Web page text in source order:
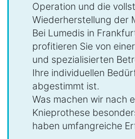
Operation und die
Wiederherstellung der
Bei Lumedis in
profitieren Sie von
und spezialisierten
Ihre individuellen
abgestimmt ist.
Was machen wir nach
Knieprothese
haben umfangreiche